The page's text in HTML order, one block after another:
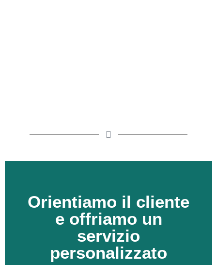
Orientiamo il cliente
e offriamo un
servizio
personalizzato
Il primo passo nel rapporto con i nostri clienti inizia con
l’ascolto attento di tutte le esigenze.